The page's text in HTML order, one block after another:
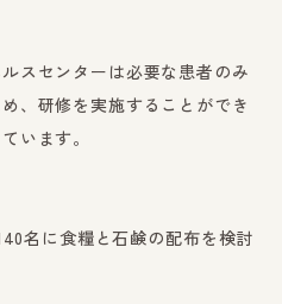
スセンターは必要な患者のみ
、研修を実施することができ
います。
名に食糧と石鹸の配布を検討